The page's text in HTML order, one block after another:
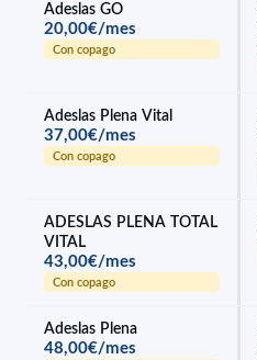
Adeslas GO
20,00€/mes
Con copago
Adeslas Plena Vital
37,00€/mes
Con copago
ADESLAS PLENA TOTAL
VITAL
43,00€/mes
Con copago
Adeslas Plena
48,00€/mes